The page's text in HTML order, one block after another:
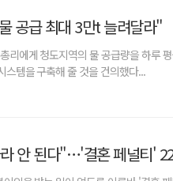
공급 최대 3만t 늘려달라"
리에게 청도지역의 물 공급량을 하루
스템을 구축해 줄 것을 건의했다...
안 된다"…'결혼 페널티'